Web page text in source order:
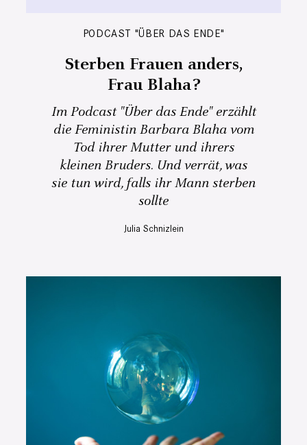
PODCAST "ÜBER DAS ENDE"
Sterben Frauen anders,
Frau Blaha?
Im Podcast "Über das Ende" erzählt
die Feministin Barbara Blaha vom
Tod ihrer Mutter und ihrers
kleinen Bruders. Und verrät, was
sie tun wird, falls ihr Mann sterben
sollte
Julia Schnizlein